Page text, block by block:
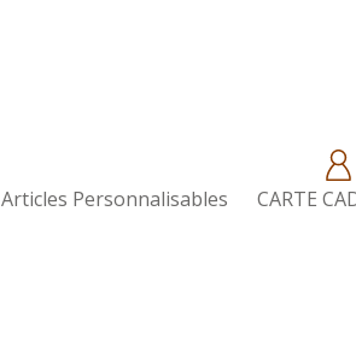
Articles Personnalisables CARTE